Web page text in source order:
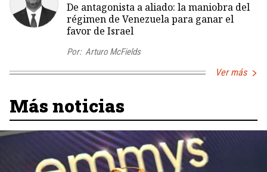
De antagonista a aliado: la maniobra del
régimen de Venezuela para ganar el
favor de Israel
Por: Arturo McFields
Ver más
Más noticias